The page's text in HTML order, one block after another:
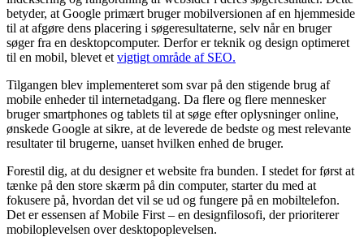
betyder, at Google primært bruger mobilversionen af en hjemmeside
til at afgøre dens placering i søgeresultaterne, selv når en bruger
søger fra en desktopcomputer. Derfor er teknik og design optimeret
til en mobil, blevet et vigtigt område af SEO.
Tilgangen blev implementeret som svar på den stigende brug af
mobile enheder til internetadgang. Da flere og flere mennesker
bruger smartphones og tablets til at søge efter oplysninger online,
ønskede Google at sikre, at de leverede de bedste og mest relevante
resultater til brugerne, uanset hvilken enhed de bruger.
Forestil dig, at du designer et website fra bunden. I stedet for først at
tænke på den store skærm på din computer, starter du med at
fokusere på, hvordan det vil se ud og fungere på en mobiltelefon.
Det er essensen af Mobile First – en designfilosofi, der prioriterer
mobiloplevelsen over desktopoplevelsen.